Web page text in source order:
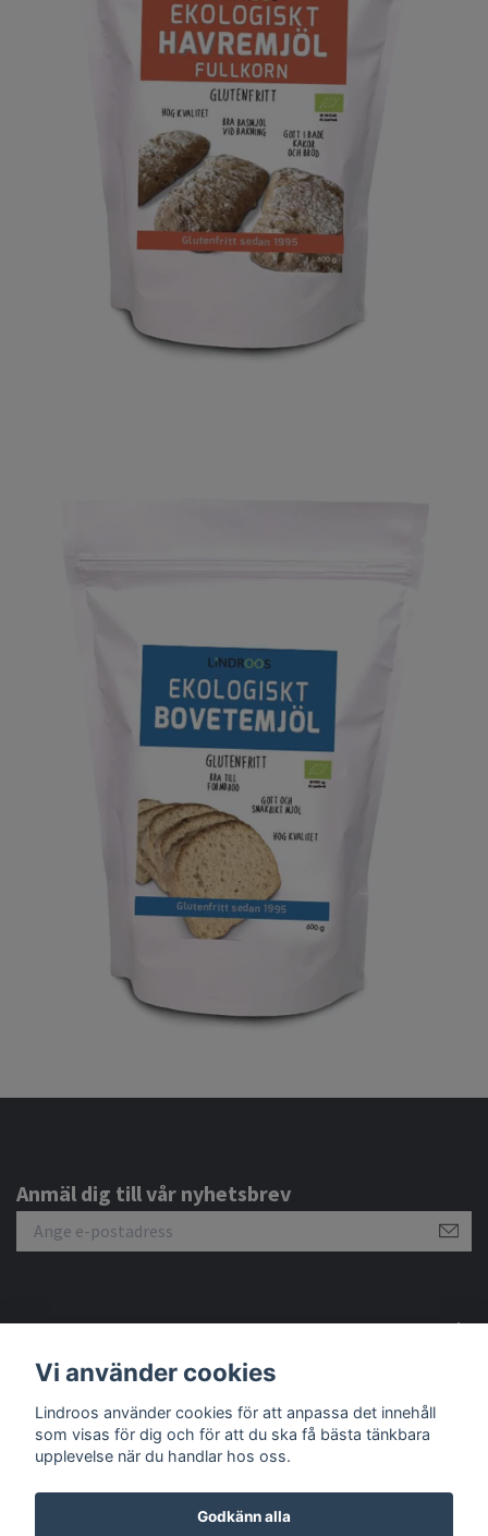
Anmäl dig till vår nyhetsbrev
Sociala medier
Vi använder cookies
Lindroos använder cookies för att anpassa det innehåll
som visas för dig och för att du ska få bästa tänkbara
upplevelse när du handlar hos oss.
Godkänn alla